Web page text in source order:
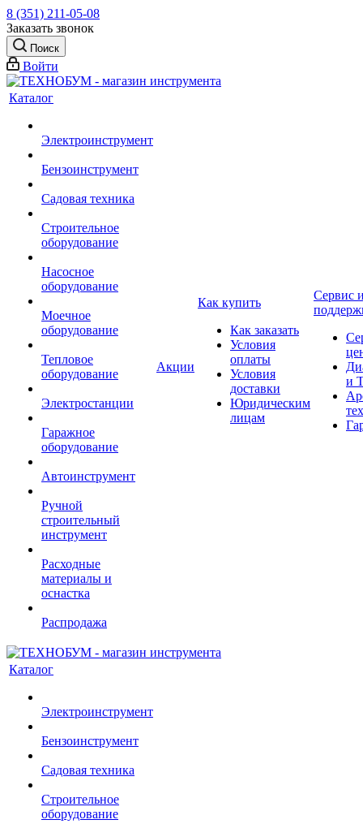
8 (351) 211-05-08
Заказать звонок
Поиск
Войти
Каталог
Электроинструмент
Бензоинструмент
Садовая техника
Строительное
оборудование
Насосное
оборудование
Моечное
оборудование
Тепловое
оборудование
Электростанции
Гаражное
оборудование
Автоинструмент
Ручной
строительный
инструмент
Расходные
материалы и
оснастка
Распродажа
Акции
Как купить
Как заказать
Условия
оплаты
Условия
доставки
Юридическим
лицам
Сервис
и
Каталог
Электроинструмент
Бензоинструмент
Садовая техника
Строительное
оборудование